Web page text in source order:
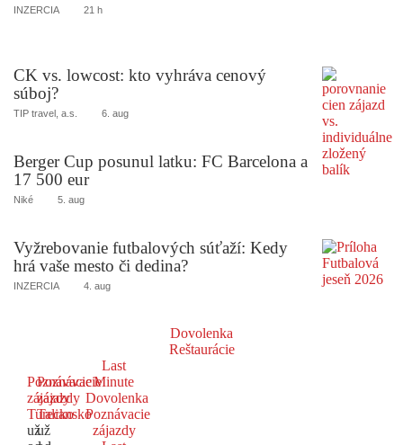
INZERCIA 21 h
CK vs. lowcost: kto vyhráva cenový
súboj?
TIP travel, a.s. 6. aug
Berger Cup posunul latku: FC Barcelona a
17 500 eur
Niké 5. aug
Vyžrebovanie futbalových súťaží: Kedy
hrá vaše mesto či dedina?
INZERCIA 4. aug
Dovolenka
Reštaurácie
Poznávacie
zájazdy
Turecko
už
Poznávacie
zájazdy
Taliansko
už
Last
Minute
Dovolenka
Poznávacie
zájazdy